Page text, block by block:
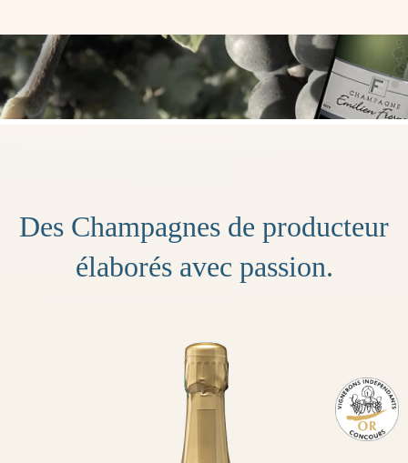
Des Champagnes de producteur
élaborés avec passion.